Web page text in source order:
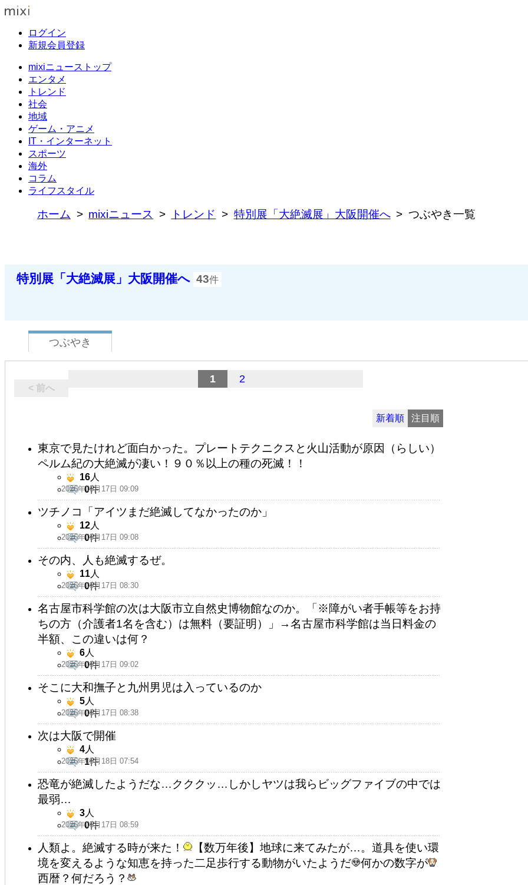
ログイン
新規会員登録
mixiニューストップ
エンタメ
トレンド
社会
地域
ゲーム・アニメ
IT・インターネット
スポーツ
海外
コラム
ライフスタイル
ホーム mixiニュース トレンド 特別展「大絶滅展」大阪開催へ つぶやき一覧
特別展「大絶滅展」大阪開催へ 43件
つぶやき
< 前へ
1 2
新着順 注目順
東京で見たけれど面白かった。プレートテクニクスと火山活動が原因（らしい）
ペルム紀の大絶滅が凄い！９０％以上の種の死滅！！
2026年05月17日 09:09
16人
0件
ツチノコ「アイツまだ絶滅してなかったのか」
2026年05月17日 09:08
12人
0件
その内、人も絶滅するぜ。
2026年05月17日 08:30
11人
0件
名古屋市科学館の次は大阪市立自然史博物館なのか。「※障がい者手帳等をお持
ちの方（介護者1名を含む）は無料（要証明）」→名古屋市科学館は当日料金の
半額、この違いは何？
2026年05月17日 09:02
6人
0件
そこに大和撫子と九州男児は入っているのか
2026年05月17日 08:38
5人
0件
次は大阪で開催
2026年05月18日 07:54
4人
1件
恐竜が絶滅したようだな…クククッ…しかしヤツは我らビッグファイブの中では
最弱…
2026年05月17日 08:59
3人
0件
人類よ。絶滅する時が来た！
【数万年後】地球に来てみたが…。道具を使い環
境を変えるような知恵を持った二足歩行する動物がいたようだ
何かの数字が
西暦？何だろう？